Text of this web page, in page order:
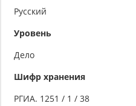
Русский
Уровень
Дело
Шифр хранения
РГИА. 1251 / 1 / 38